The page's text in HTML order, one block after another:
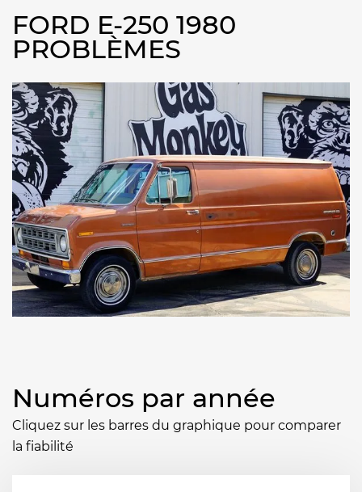
FORD E-250 1980
PROBLÈMES
Numéros par année
Cliquez sur les barres du graphique pour comparer
la fiabilité